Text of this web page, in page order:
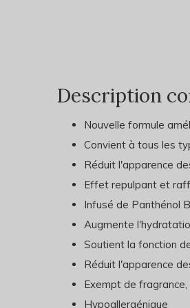
Description
Nouvelle formule
Convient à tous les
Réduit l'apparence
Effet repulpant et
Infusé de Panthénol
Augmente
Soutient la fonction
Réduit l'apparence
Exempt de
Hypoallergénique